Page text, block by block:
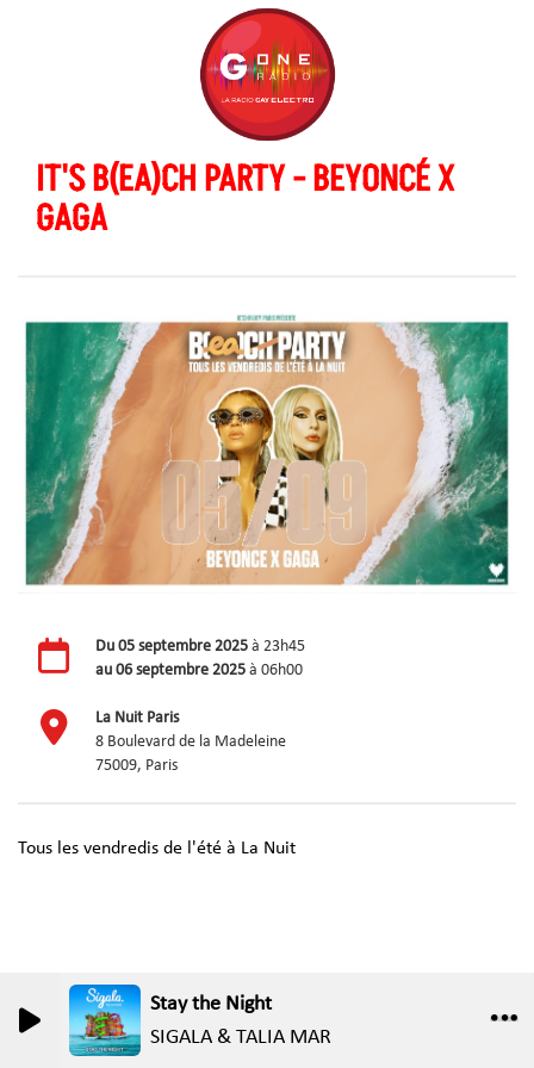
Stay the Night
SIGALA & TALIA MAR
IT'S B(EA)CH PARTY - BEYONCÉ X
GAGA
0
Du 05 septembre 2025 à 23h45
au 06 septembre 2025 à 06h00
La Nuit Paris
8 Boulevard de la Madeleine
75009, Paris
Tous les vendredis de l'été à La Nuit